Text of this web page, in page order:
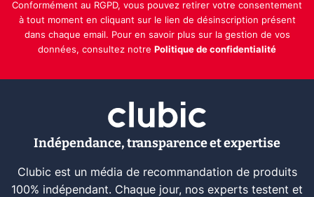
Conformément au RGPD, vous pouvez retirer votre consentement
à tout moment en cliquant sur le lien de désinscription présent
dans chaque email. Pour en savoir plus sur la gestion de vos
données, consultez notre Politique de confidentialité
Indépendance, transparence et expertise
Clubic est un média de recommandation de produits
100% indépendant. Chaque jour, nos experts testent et